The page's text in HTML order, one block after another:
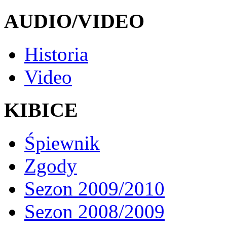
AUDIO/VIDEO
Historia
Video
KIBICE
Śpiewnik
Zgody
Sezon 2009/2010
Sezon 2008/2009